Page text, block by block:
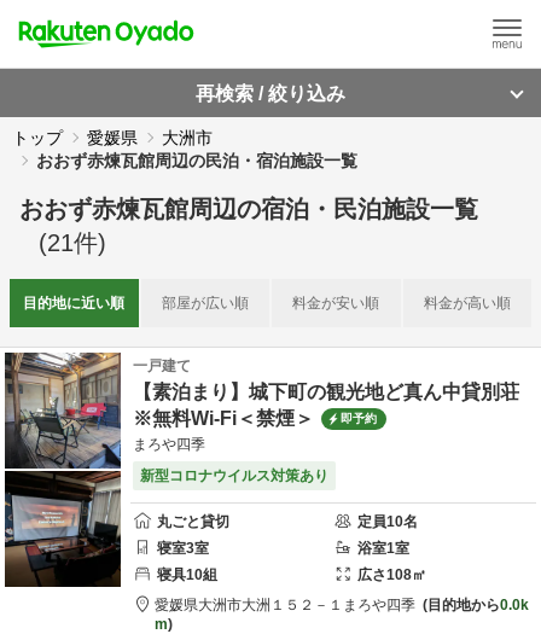
再検索 / 絞り込み
トップ 愛媛県
大洲市
おおず赤煉瓦館周辺の民泊・宿泊施設一覧
おおず赤煉瓦館周辺の宿泊・民泊施設一覧
(21件)
目的地に近い順 部屋が広い順 料金が安い順 料金が高い順
一戸建て
【素泊まり】城下町の観光地ど真ん中貸別荘
※無料Wi-Fi＜禁煙＞
即予約
まろや四季
新型コロナウイルス対策あり
丸ごと貸切 定員10名
寝室3室 浴室1室
寝具10組 広さ108㎡
愛媛県大洲市大洲１５２－１ まろや四季 目的地から0.0k
m